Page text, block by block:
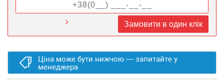
Замовити в один клік
Ціна може бути нижчою — запитайте у
менеджера